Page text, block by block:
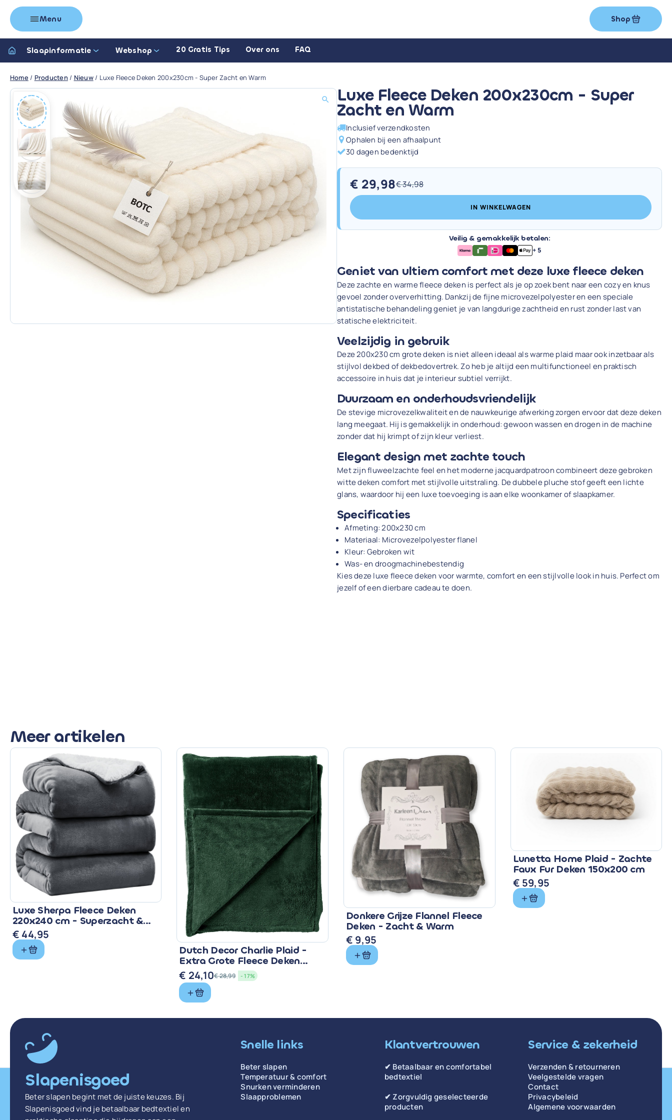
Menu Shop
Slaapinformatie Webshop 20 Gratis Tips Over ons FAQ
Home / Producten/ Nieuw/ Luxe Fleece Deken 200x230cm - Super Zacht en Warm
Luxe Fleece Deken 200x230cm - Super
Zacht en Warm
Inclusief verzendkosten
Ophalen bij een afhaalpunt
30 dagen bedenktijd
€34,98
Oorspronkelijke
prijs
was:
€ 34,98.
€ 29,98
Huidige
prijs
is:
€ 29,98.
IN WINKELWAGEN
Veilig & gemakkelijk betalen:
+ 5
Geniet van ultiem comfort met deze luxe fleece deken
Deze zachte en warme fleece deken is perfect als je op zoek bent naar een cozy en knus
gevoel zonder oververhitting. Dankzij de fijne microvezelpolyester en een speciale
antistatische behandeling geniet je van langdurige zachtheid en rust zonder last van
statische elektriciteit.
Veelzijdig in gebruik
Deze 200x230 cm grote deken is niet alleen ideaal als warme plaid maar ook inzetbaar als
stijlvol dekbed of dekbedovertrek. Zo heb je altijd een multifunctioneel en praktisch
accessoire in huis dat je interieur subtiel verrijkt.
Duurzaam en onderhoudsvriendelijk
De stevige microvezelkwaliteit en de nauwkeurige afwerking zorgen ervoor dat deze deken
lang meegaat. Hij is gemakkelijk in onderhoud: gewoon wassen en drogen in de machine
zonder dat hij krimpt of zijn kleur verliest.
Elegant design met zachte touch
Met zijn fluweelzachte feel en het moderne jacquardpatroon combineert deze gebroken
witte deken comfort met stijlvolle uitstraling. De dubbele pluche stof geeft een lichte
glans, waardoor hij een luxe toevoeging is aan elke woonkamer of slaapkamer.
Specificaties
Afmeting: 200x230 cm
Materiaal: Microvezelpolyester flanel
Kleur: Gebroken wit
Was- en droogmachinebestendig
Kies deze luxe fleece deken voor warmte, comfort en een stijlvolle look in huis. Perfect om
jezelf of een dierbare cadeau te doen.
Meer artikelen
Luxe Sherpa Fleece Deken
220x240 cm - Superzacht &
Warm
€ 44,95
Dutch Decor Charlie Plaid -
Extra Grote Fleece Deken
Groen €28,99
Oorspronkelijke
prijs
€ 28,99.
€ 24,10
Huidige
prijs
€ 24,10.
- 17%
Donkere Grijze Flannel Fleece
Deken - Zacht & Warm
€ 9,95
Lunetta Home Plaid - Zachte
Faux Fur Deken 150x200 cm
€ 59,95
Slapenisgoed
Beter slapen begint met de juiste keuzes. Bij
Slapenisgoed vind je betaalbaar bedtextiel en
Snelle links
Beter slapen
Temperatuur & comfort
Snurken verminderen
Slaapproblemen
Klantvertrouwen
✔ Betaalbaar en comfortabel
bedtextiel
✔ Zorgvuldig geselecteerde
producten
Service & zekerheid
Verzenden & retourneren
Veelgestelde vragen
Contact
Privacybeleid
Algemene voorwaarden